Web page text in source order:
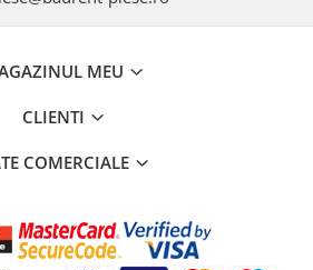
MEU
CLIENTI
COMERCIALE